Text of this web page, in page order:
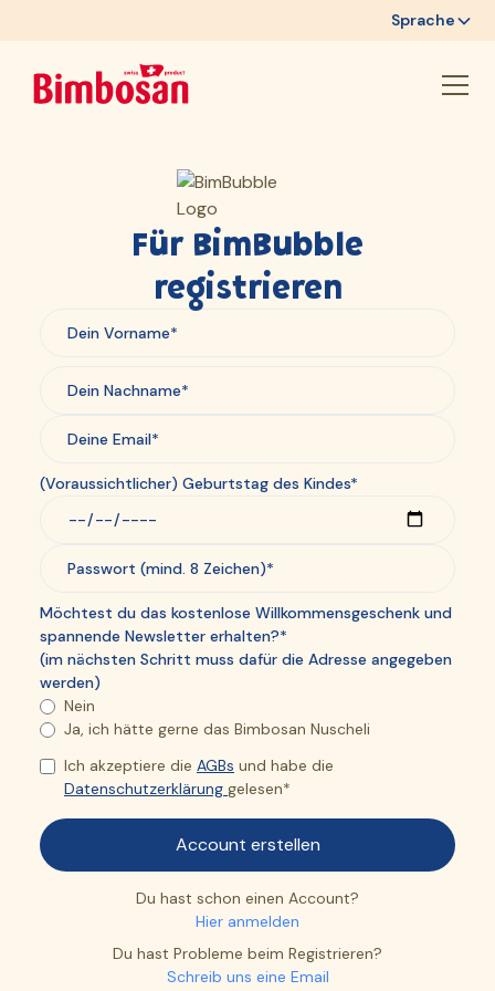
Sprache
Für BimBubble
registrieren
(Voraussichtlicher) Geburtstag des Kindes*
Möchtest du das kostenlose Willkommensgeschenk und
spannende Newsletter erhalten?*
(im nächsten Schritt muss dafür die Adresse angegeben
werden)
Nein
Ja, ich hätte gerne das Bimbosan Nuscheli
Ich akzeptiere die AGBs und habe die
Datenschutzerklärung gelesen*
Du hast schon einen Account?
Hier anmelden
Du hast Probleme beim Registrieren?
Schreib uns eine Email